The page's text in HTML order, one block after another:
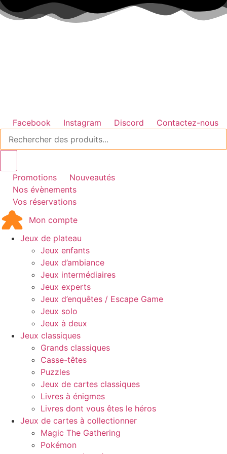
Aller
au
Facebook Instagram Discord
Contactez-nous
Recherche
produits
Promotions
Nouveautés
Nos évènements
Vos réservations
Mon compte
Jeux de plateau
Jeux enfants
Jeux d’ambiance
Jeux intermédiaires
Jeux experts
Jeux d’enquêtes / Escape Game
Jeux solo
Jeux à deux
Jeux classiques
Grands classiques
Casse-têtes
Puzzles
Jeux de cartes classiques
Livres à énigmes
Livres dont vous êtes le héros
Jeux de cartes à collectionner
Magic The Gathering
Pokémon